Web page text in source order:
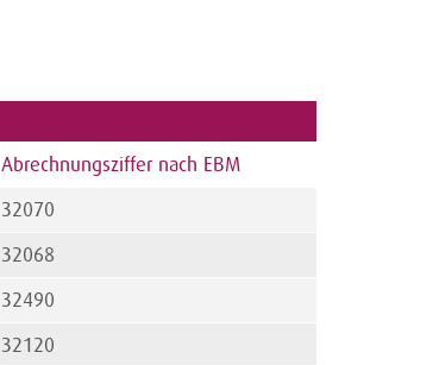
Abrechnungsziffer nach EBM
32070
32068
32490
32120